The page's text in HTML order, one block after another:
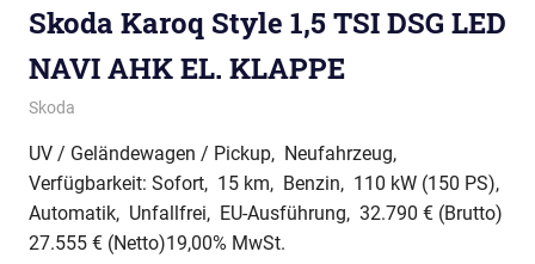
Skoda Karoq Style 1,5 TSI DSG LED
NAVI AHK EL. KLAPPE
Skoda
UV / Geländewagen / Pickup, Neufahrzeug,
Verfügbarkeit: Sofort, 15 km, Benzin, 110 kW (150 PS),
Automatik, Unfallfrei, EU-Ausführung, 32.790 € (Brutto)
27.555 € (Netto)19,00% MwSt.